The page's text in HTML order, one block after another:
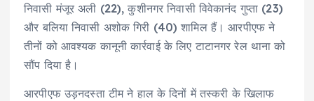
निवासी मंजूर अली (22), कुशीनगर निवासी विवेकानंद गुप्ता (23)
और बलिया निवासी अशोक गिरी (40) शामिल हैं। आरपीएफ ने
तीनों को आवश्यक कानूनी कार्रवाई के लिए टाटानगर रेल थाना को
सौंप दिया है।
आरपीएफ उड़नदस्ता टीम ने हाल के दिनों में तस्करी के खिलाफ